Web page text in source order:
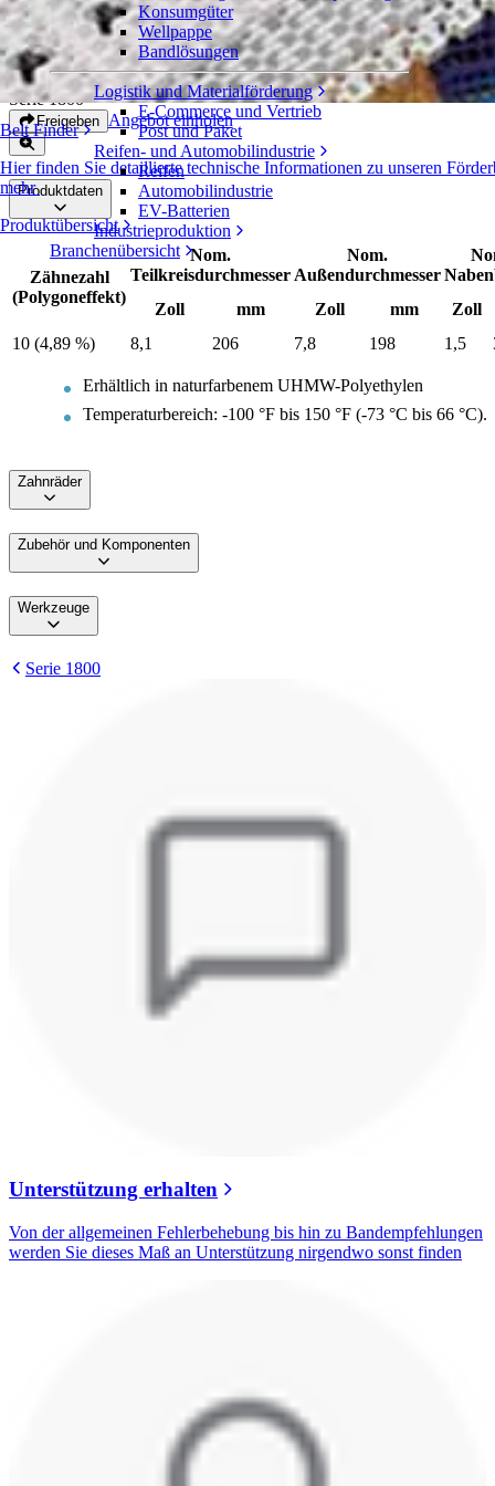
Belt Finder
Hier finden Sie detaillierte technische Informationen zu unseren
mehr
Produktübersicht
Konsumgüter
Wellpappe
Bandlösungen
Logistik und Materialförderung
E-Commerce und Vertrieb
Post und Paket
Reifen- und Automobilindustrie
Reifen
Automobilindustrie
EV-Batterien
Industrieproduktion
Branchenübersicht
EZ Clean™-Zahnräder aus UHMW-
Polyethylen
Serie 1800
Freigeben Angebot einholen
Produktdaten
Zähnezahl
(Polygoneffekt)
Nom.
Teilkreisdurchmesser
Nom.
Außendurchmesser
Zoll
mm Zoll mm
Zoll
10 (4,89 %)
8,1 206 7,8 198 1,5
Erhältlich in naturfarbenem UHMW-Polyethylen
Temperaturbereich: -100 °F bis 150 °F (-73 °C bis 66 °C).
Zahnräder
Zubehör und Komponenten
Werkzeuge
Serie 1800
Unterstützung erhalten
Von der allgemeinen Fehlerbehebung bis hin zu Bandempfehlungen
werden Sie dieses Maß an Unterstützung nirgendwo sonst finden